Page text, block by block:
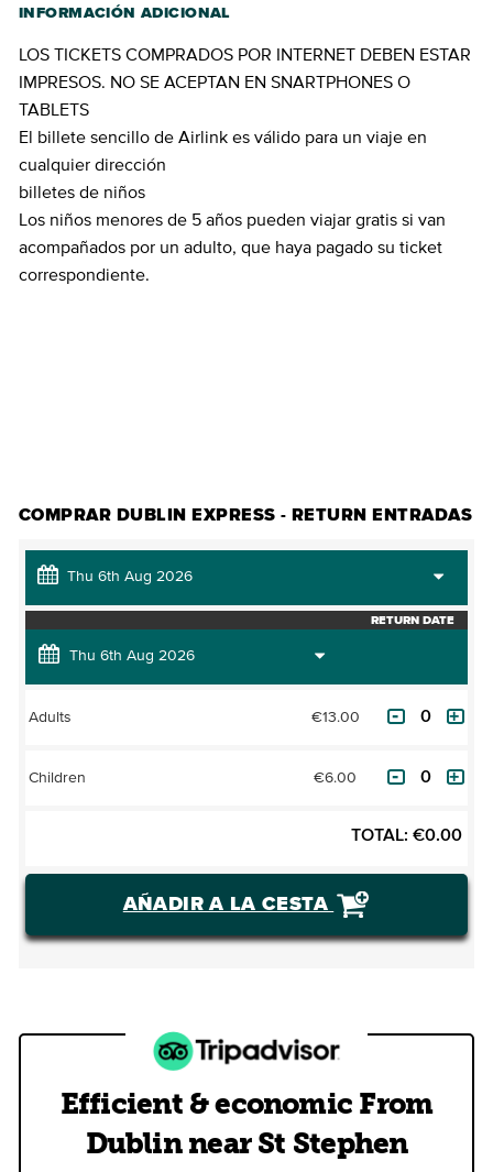
INFORMACIÓN ADICIONAL
LOS TICKETS COMPRADOS POR INTERNET DEBEN ESTAR
IMPRESOS. NO SE ACEPTAN EN SNARTPHONES O
TABLETS
El billete sencillo de Airlink es válido para un viaje en
cualquier dirección
billetes de niños
Los niños menores de 5 años pueden viajar gratis si van
acompañados por un adulto, que haya pagado su ticket
correspondiente.
COMPRAR DUBLIN EXPRESS - RETURN ENTRADAS
RETURN DATE
Adults €13.00
Children €6.00
TOTAL: €0.00
AÑADIR A LA CESTA
Efficient & economic From
Dublin near St Stephen